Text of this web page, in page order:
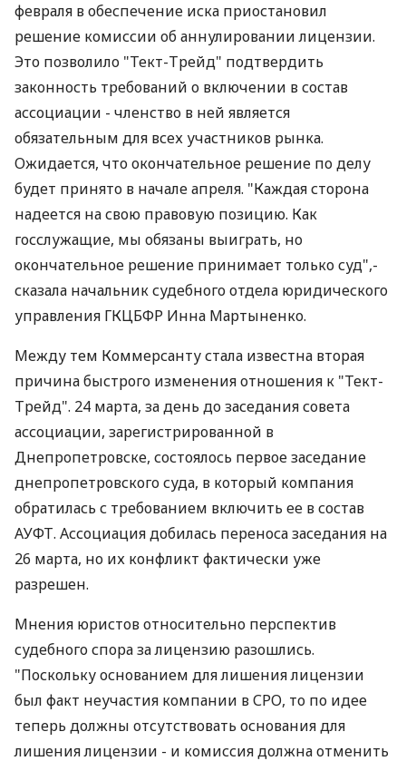
февраля в обеспечение иска приостановил
решение комиссии об аннулировании лицензии.
Это позволило "Тект-Трейд" подтвердить
законность требований о включении в состав
ассоциации - членство в ней является
обязательным для всех участников рынка.
Ожидается, что окончательное решение по делу
будет принято в начале апреля. "Каждая сторона
надеется на свою правовую позицию. Как
госслужащие, мы обязаны выиграть, но
окончательное решение принимает только суд",-
сказала начальник судебного отдела юридического
управления ГКЦБФР Инна Мартыненко.
Между тем Коммерсанту стала известна вторая
причина быстрого изменения отношения к "Тект-
Трейд". 24 марта, за день до заседания совета
ассоциации, зарегистрированной в
Днепропетровске, состоялось первое заседание
днепропетровского суда, в который компания
обратилась с требованием включить ее в состав
АУФТ. Ассоциация добилась переноса заседания на
26 марта, но их конфликт фактически уже
разрешен.
Мнения юристов относительно перспектив
судебного спора за лицензию разошлись.
"Поскольку основанием для лишения лицензии
был факт неучастия компании в СРО, то по идее
теперь должны отсутствовать основания для
лишения лицензии - и комиссия должна отменить